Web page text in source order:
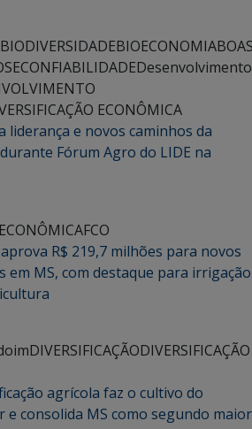
BIODIVERSIDADEBIOECONOMIA
CONFIABILIDADEDesenvolvimento
ECONÔMICA
liderança e novos caminhos da
Fórum Agro do LIDE na
FCO
R$ 219,7 milhões para novos
em MS, com destaque para irrigação
DIVERSIFICAÇÃODIVERSIFICAÇÃO
agrícola faz o cultivo do
e consolida MS como segundo maior